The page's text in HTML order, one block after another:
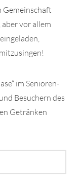
Gemeinschaft
vor allem
im Senioren-
Besuchern des
Getränken